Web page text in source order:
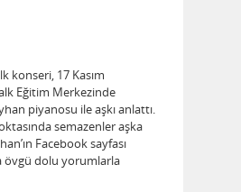
konseri, 17 Kasım
Eğitim Merkezinde
piyanosu ile aşkı anlattı.
semazenler aşka
Facebook sayfası
övgü dolu yorumlarla